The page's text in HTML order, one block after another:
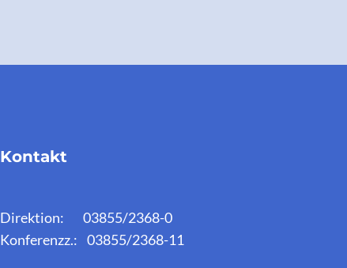
Kontakt
Direktion: 03855/2368-0
Konferenzz.: 03855/2368-11